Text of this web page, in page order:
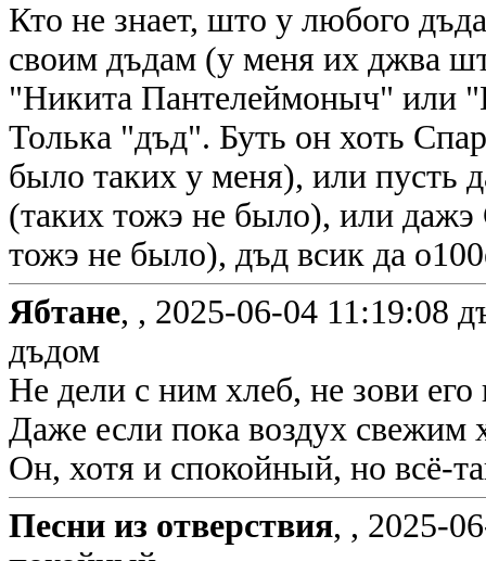
Кто не знает, што у любого
своим дъдам (у меня их джва
"Никита Пантелеймоныч" или
Толька "дъд". Буть он хоть
было таких у меня), или пусть
(таких тожэ не было), или
тожэ не было), дъд всик да
Ябтане, , 2025-06-04 11:19:08
дъдом
Не дели с ним хлеб, не зови его
Даже если пока воздух свежим
Он, хотя и спокойный, но всё-
Песни из отверствия, , 2025-